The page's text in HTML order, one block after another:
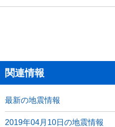
関連情報
最新の地震情報
2019年04月10日の地震情報